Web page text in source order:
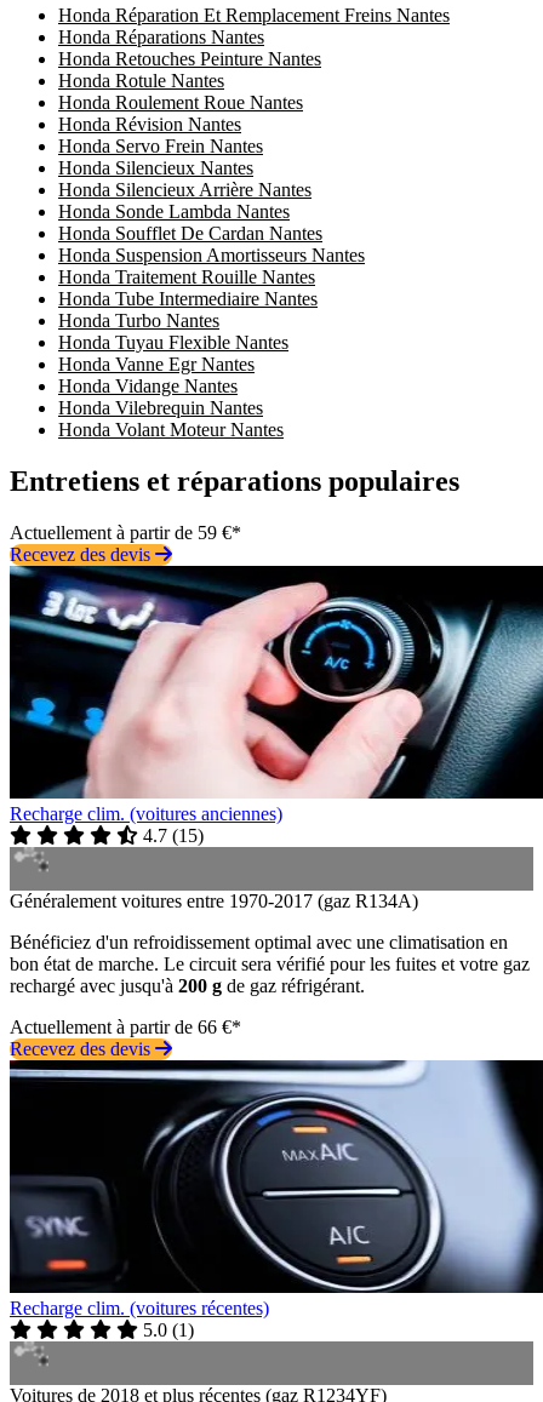
Honda Réparation Et Remplacement Freins Nantes
Honda Réparations Nantes
Honda Retouches Peinture Nantes
Honda Rotule Nantes
Honda Roulement Roue Nantes
Honda Révision Nantes
Honda Servo Frein Nantes
Honda Silencieux Nantes
Honda Silencieux Arrière Nantes
Honda Sonde Lambda Nantes
Honda Soufflet De Cardan Nantes
Honda Suspension Amortisseurs Nantes
Honda Traitement Rouille Nantes
Honda Tube Intermediaire Nantes
Honda Turbo Nantes
Honda Tuyau Flexible Nantes
Honda Vanne Egr Nantes
Honda Vidange Nantes
Honda Vilebrequin Nantes
Honda Volant Moteur Nantes
Entretiens et réparations populaires
Actuellement à partir de 59 €*
Recevez des devis
Recharge clim. (voitures anciennes)
4.7 (15)
Généralement voitures entre 1970-2017 (gaz R134A)
Bénéficiez d'un refroidissement optimal avec une climatisation en
bon état de marche. Le circuit sera vérifié pour les fuites et votre gaz
rechargé avec jusqu'à 200 g de gaz réfrigérant.
Actuellement à partir de 66 €*
Recevez des devis
Recharge clim. (voitures récentes)
5.0 (1)
Voitures de 2018 et plus récentes (gaz R1234YF)